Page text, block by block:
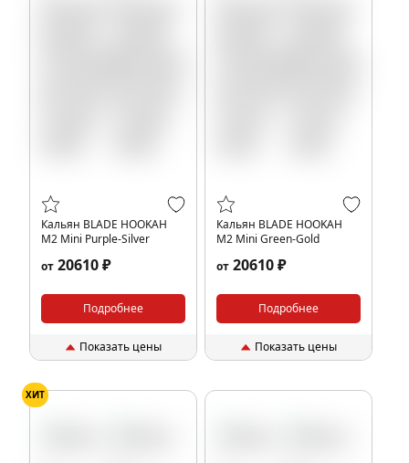
Кальян BLADE HOOKAH
M2 Mini Purple-Silver
от 20610 ₽
Подробнее
Показать цены
Кальян BLADE HOOKAH
M2 Mini Green-Gold
от 20610 ₽
Подробнее
Показать цены
ХИТ